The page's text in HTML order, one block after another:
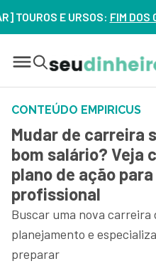
E URSOS:FIM DOS
CONTEÚDO EMPIRICUS
Mudar de carreira
bom salário? Veja
plano de ação
profissional
Buscar uma nova carreira
planejamento e
preparar